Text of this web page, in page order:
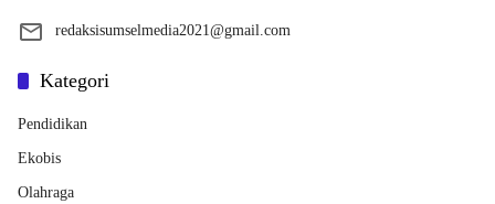
redaksisumselmedia2021@gmail.com
Kategori
Pendidikan
Ekobis
Olahraga